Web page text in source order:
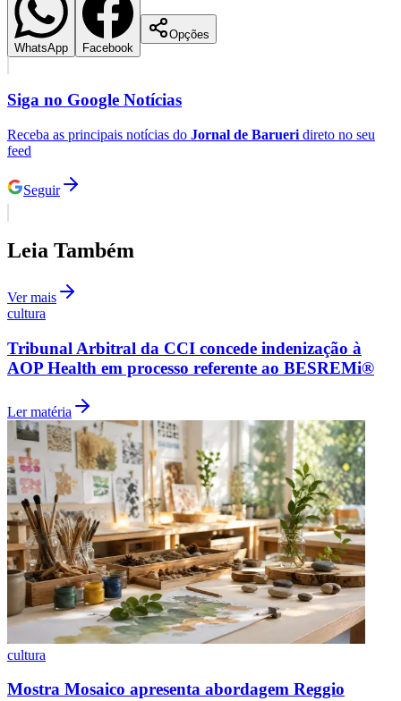
São Paulo
Santos
WhatsApp Facebook
Opções
Siga no Google Notícias
Receba as principais notícias do Jornal de Barueri direto no seu
feed
Seguir
Leia Também
Ver mais
cultura
Tribunal Arbitral da CCI concede indenização à
AOP Health em processo referente ao BESREMi®
Ler matéria
cultura
Mostra Mosaico apresenta abordagem Reggio